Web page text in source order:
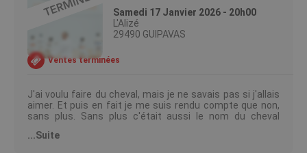
Samedi 17 Janvier 2026 - 20h00
L'Alizé
29490 GUIPAVAS
Ventes terminées
J'ai voulu faire du cheval, mais je ne savais pas si j'allais
aimer. Et puis en fait je me suis rendu compte que non,
sans plus. Sans plus c'était aussi le nom du cheval
Dans son nouveau spectacle, Alexis Le Rossignol
...Suite